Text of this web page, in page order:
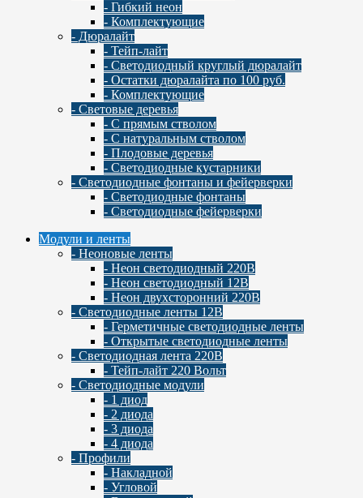
- Гибкий неон
- Комплектующие
- Дюралайт
- Тейп-лайт
- Светодиодный круглый дюралайт
- Остатки дюралайта по 100 руб.
- Комплектующие
- Световые деревья
- С прямым стволом
- С натуральным стволом
- Плодовые деревья
- Светодиодные кустарники
- Светодиодные фонтаны и фейерверки
- Светодиодные фонтаны
- Светодиодные фейерверки
Модули и ленты
- Неоновые ленты
- Неон светодиодный 220В
- Неон светодиодный 12В
- Неон двухсторонний 220В
- Светодиодные ленты 12В
- Герметичные светодиодные ленты
- Открытые светодиодные ленты
- Светодиодная лента 220В
- Тейп-лайт 220 Вольт
- Светодиодные модули
- 1 диод
- 2 диода
- 3 диода
- 4 диода
- Профили
- Накладной
- Угловой